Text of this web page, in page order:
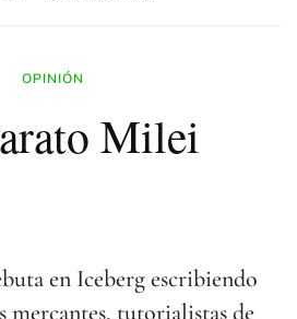
OPINIÓN
Milei
en Iceberg escribiendo
mercantes, tutorialistas de